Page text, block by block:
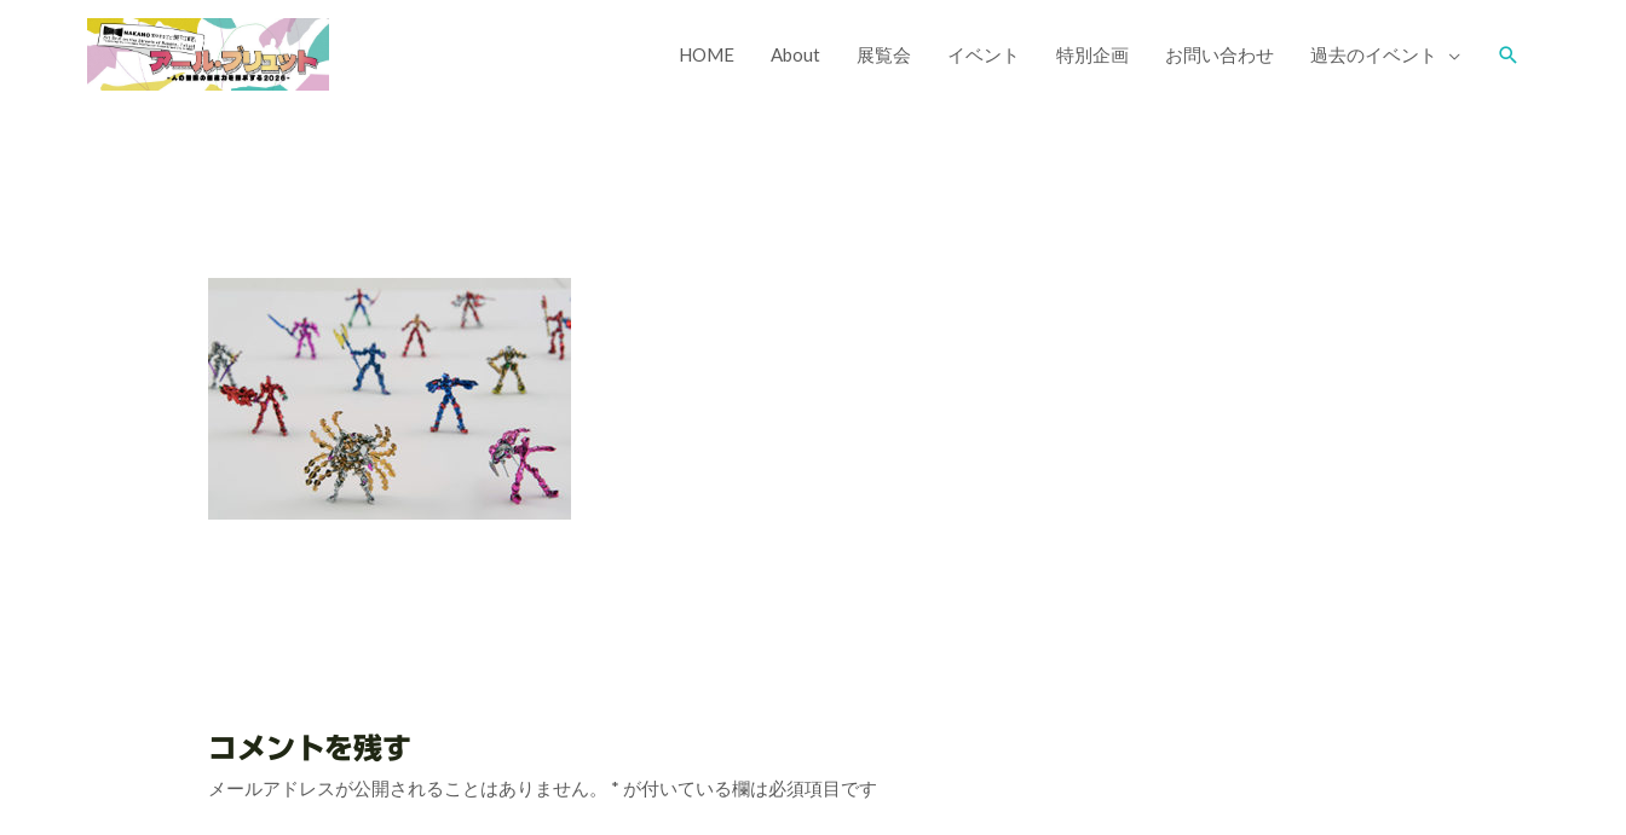
HOME About 展覧会 イベント 特別企画 お問い合わせ 過去のイベント
コメントを残す
メールアドレスが公開されることはありません。 * が付いている欄は必須項目です